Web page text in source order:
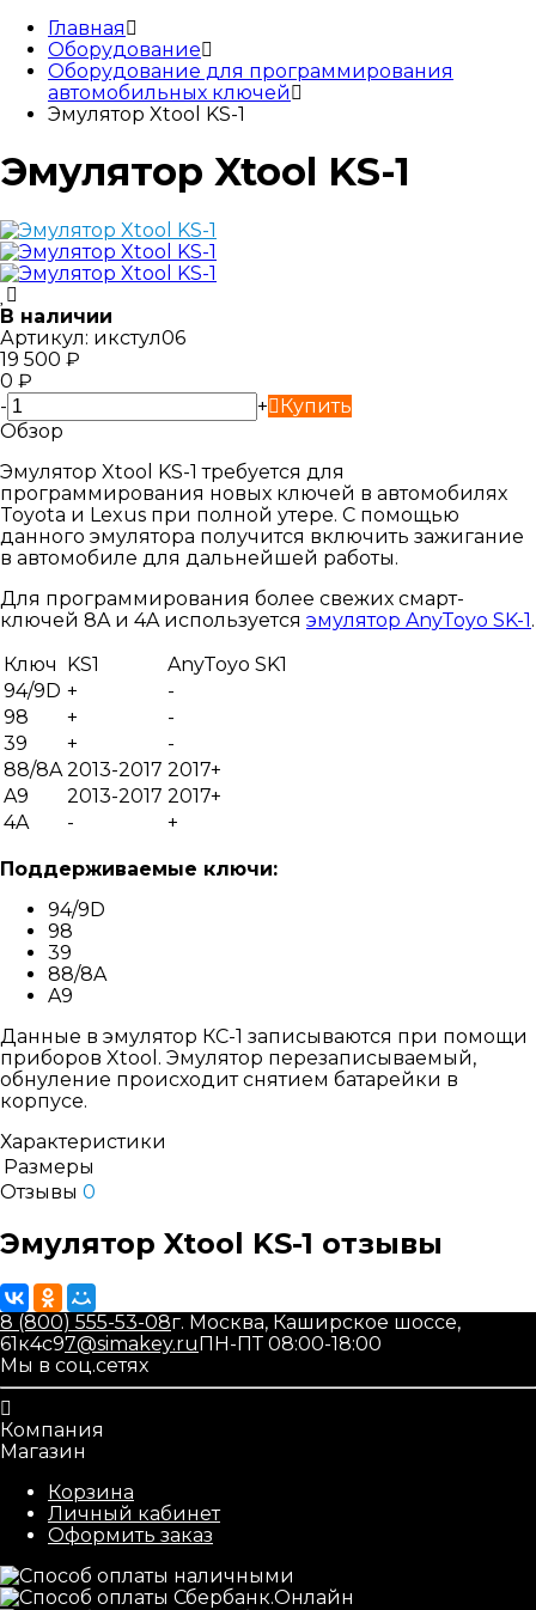
Главная
Оборудование
Оборудование для программирования
автомобильных ключей
Эмулятор Xtool KS-1
Эмулятор Xtool KS-1
В наличии
Артикул: икстул06
19 500 ₽
0 ₽
-
+
Купить
Обзор
Эмулятор Xtool KS-1 требуется для
программирования новых ключей в автомобилях
Toyota и Lexus при полной утере. С помощью
данного эмулятора получится включить зажигание
в автомобиле для дальнейшей работы.
Для программирования более свежих смарт-
ключей 8A и 4A используется эмулятор AnyToyo SK-1.
Ключ KS1
AnyToyo SK1
94/9D +
-
98
+
-
39
+
-
88/8A 2013-2017 2017+
A9
2013-2017 2017+
4A
- +
Поддерживаемые ключи:
94/9D
98
39
88/8A
A9
Данные в эмулятор КС-1 записываются при помощи
приборов Xtool. Эмулятор перезаписываемый,
обнуление происходит снятием батарейки в
корпусе.
Характеристики
Размеры
Отзывы 0
Эмулятор Xtool KS-1 отзывы
8 (800) 555-53-08г. Москва, Каширское шоссе,
61к4с97@simakey.ruПН-ПТ 08:00-18:00
Мы в соц.сетях
Компания
Магазин
Корзина
Личный кабинет
Оформить заказ